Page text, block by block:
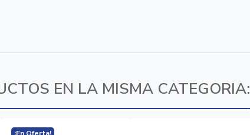
EN LA MISMA CATEGORIA:
¡En Oferta!